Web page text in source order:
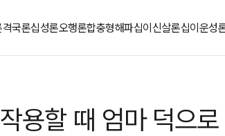
격국론십성론오행론합충형해파십이신살론십이운성
용할 때 엄마 덕으